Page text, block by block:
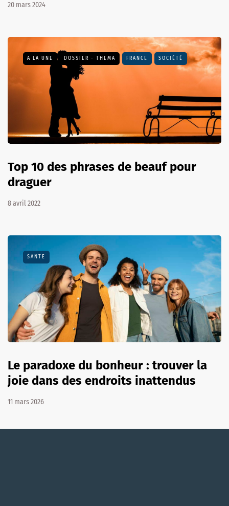
20 mars 2024
A LA UNE DOSSIER - THEMA FRANCE SOCIÉTÉ
Top 10 des phrases de beauf pour
draguer
8 avril 2022
SANTÉ
Le paradoxe du bonheur : trouver la
joie dans des endroits inattendus
11 mars 2026